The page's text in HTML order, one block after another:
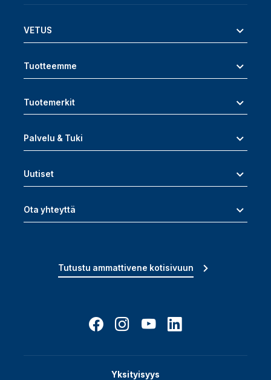
VETUS
Tuotteemme
Tuotemerkit
Palvelu & Tuki
Uutiset
Ota yhteyttä
Tutustu ammattivene kotisivuun
Yksityisyys